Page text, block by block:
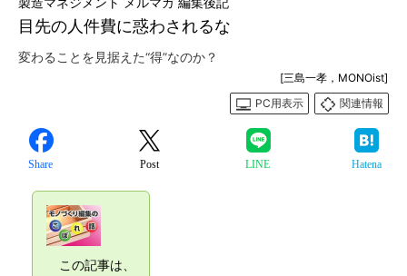
目先の人件費に惑わされるな
変わることを見据えた“得”なのか？
[三島一孝，MONOist]
PC用表示
関連情報
Share Post LINE Hatena
この記事は、